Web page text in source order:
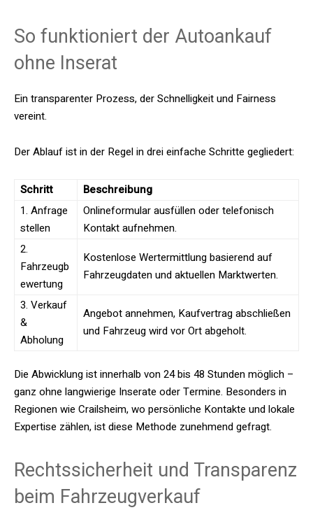
So funktioniert der Autoankauf
ohne Inserat
Ein transparenter Prozess, der Schnelligkeit und Fairness
vereint.
Der Ablauf ist in der Regel in drei einfache Schritte gegliedert:
Schritt
Beschreibung
1. Anfrage
stellen
Onlineformular ausfüllen oder telefonisch
Kontakt aufnehmen.
2.
Fahrzeugb
ewertung
Kostenlose Wertermittlung basierend auf
Fahrzeugdaten und aktuellen Marktwerten.
3. Verkauf
&
Abholung
Angebot annehmen, Kaufvertrag abschließen
und Fahrzeug wird vor Ort abgeholt.
Die Abwicklung ist innerhalb von 24 bis 48 Stunden möglich –
ganz ohne langwierige Inserate oder Termine. Besonders in
Regionen wie Crailsheim, wo persönliche Kontakte und lokale
Expertise zählen, ist diese Methode zunehmend gefragt.
Rechtssicherheit und Transparenz
beim Fahrzeugverkauf